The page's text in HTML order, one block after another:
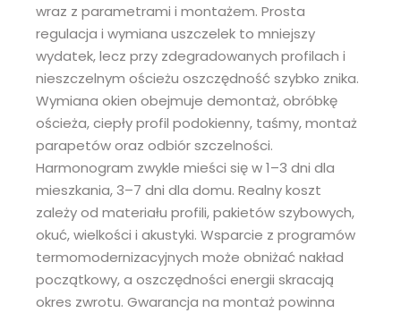
wraz z parametrami i montażem. Prosta
regulacja i wymiana uszczelek to mniejszy
wydatek, lecz przy zdegradowanych profilach i
nieszczelnym ościeżu oszczędność szybko znika.
Wymiana okien obejmuje demontaż, obróbkę
ościeża, ciepły profil podokienny, taśmy, montaż
parapetów oraz odbiór szczelności.
Harmonogram zwykle mieści się w 1–3 dni dla
mieszkania, 3–7 dni dla domu. Realny koszt
zależy od materiału profili, pakietów szybowych,
okuć, wielkości i akustyki. Wsparcie z programów
termomodernizacyjnych może obniżać nakład
początkowy, a oszczędności energii skracają
okres zwrotu. Gwarancja na montaż powinna